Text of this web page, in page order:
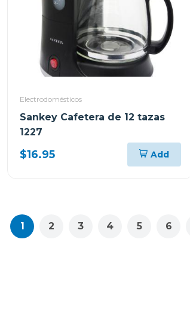
Electrodomésticos
Sankey Cafetera de 12 tazas
1227
$16.95 Add
1 2 3 4 5 6